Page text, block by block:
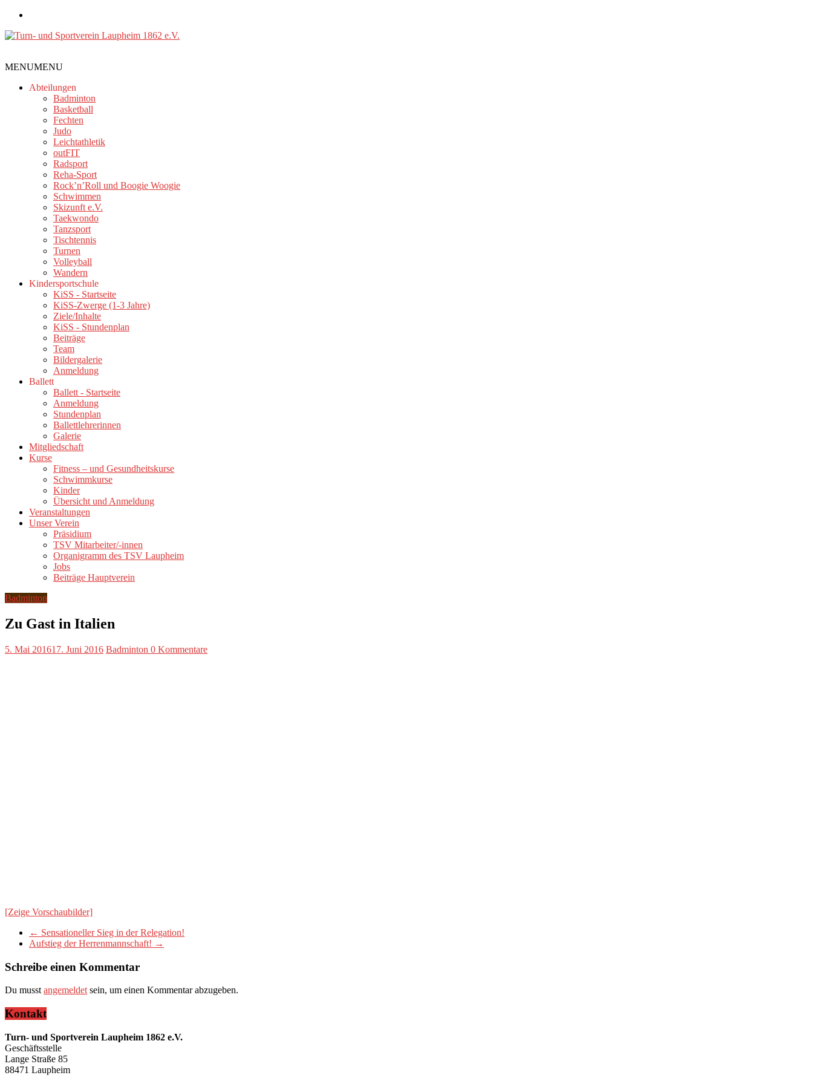
Zum
springen
und
Sportverein
Laupheim
MENUMENU
Abteilungen
Badminton
Basketball
Fechten
Judo
Leichtathletik
outFIT
Radsport
Reha-Sport
Rock’n’Roll und Boogie Woogie
Schwimmen
Skizunft e.V.
Taekwondo
Tanzsport
Tischtennis
Turnen
Volleyball
Wandern
Kindersportschule
KiSS - Startseite
KiSS-Zwerge (1-3 Jahre)
Ziele/Inhalte
KiSS - Stundenplan
Beiträge
Team
Bildergalerie
Anmeldung
Ballett
Ballett - Startseite
Anmeldung
Stundenplan
Ballettlehrerinnen
Galerie
Mitgliedschaft
Kurse
Fitness – und Gesundheitskurse
Schwimmkurse
Kinder
Übersicht und Anmeldung
Veranstaltungen
Unser Verein
Präsidium
TSV Mitarbeiter/-innen
Organigramm des TSV Laupheim
Jobs
Beiträge Hauptverein
Badminton
Zu Gast in Italien
5. Mai 201617. Juni 2016 Badminton 0 Kommentare
[Zeige Vorschaubilder]
← Sensationeller Sieg in der Relegation!
Aufstieg der Herrenmannschaft! →
Schreibe einen Kommentar
Du musst angemeldet sein, um einen Kommentar abzugeben.
Kontakt
Turn- und Sportverein Laupheim 1862 e.V.
Geschäftsstelle
Lange Straße 85
88471 Laupheim